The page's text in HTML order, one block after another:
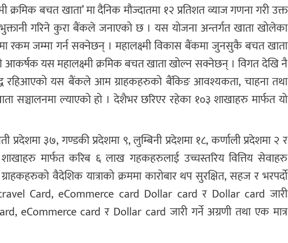
क्रमिक बचत खाता’ मा दैनिक मौज्दातमा १२ प्रतिशत व्याज गणना गरी उक्त
गरिने कुरा बैंकले जनाएको छ । यस योजना अन्तर्गत खाता खोलेका
रकम जम्मा गर्न सक्नेछन् । महालक्ष्मी विकास बैंकमा जुनसुकै बचत खाता
आकर्षक यस महालक्ष्मी क्रमिक बचत खाता खोल्न सक्नेछन् । विगत देखि नै
रहिआएको यस बैंकले आम ग्राहकहरुको बैंकिङ आवश्यकता, चाहना तथा
सञ्चालनमा ल्याएको हो । देशैभर छरिएर रहेका १०३ शाखाहरु मार्फत यो
३७, गण्डकी प्रदेशमा ९, लुम्बिनी प्रदेशमा १८, कर्णाली प्रदेशमा २ र
मार्फत करिब ६ लाख गहकहरुलाई उच्चस्तरिय वित्तिय सेवाहरु
वैदेशिक यात्राको क्रममा कारोबार थप सुरक्षित, सहज र भरपर्दो
Card, eCommerce card Dollar card र Dollar card जारी
eCommerce card र Dollar card जारी गर्ने अग्रणी तथा एक मात्र